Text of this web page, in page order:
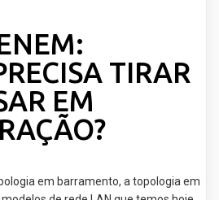
TIRAR
EM
em barramento, a topologia em